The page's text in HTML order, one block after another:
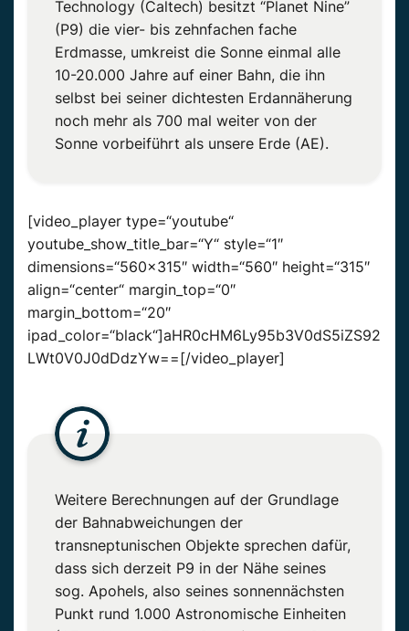
Technology (Caltech) besitzt “Planet Nine”
(P9) die vier- bis zehnfachen fache
Erdmasse, umkreist die Sonne einmal alle
10-20.000 Jahre auf einer Bahn, die ihn
selbst bei seiner dichtesten Erdannäherung
noch mehr als 700 mal weiter von der
Sonne vorbeiführt als unsere Erde (AE).
[video_player type=“youtube“
youtube_show_title_bar=“Y“ style=“1″
dimensions=“560×315″ width=“560″ height=“315″
align=“center“ margin_top=“0″
margin_bottom=“20″
ipad_color=“black“]aHR0cHM6Ly95b3V0dS5iZS92
LWt0V0J0dDdzYw==[/video_player]
Weitere Berechnungen auf der Grundlage
der Bahnabweichungen der
transneptunischen Objekte sprechen dafür,
dass sich derzeit P9 in der Nähe seines
sog. Apohels, also seines sonnennächsten
Punkt rund 1.000 Astronomische Einheiten